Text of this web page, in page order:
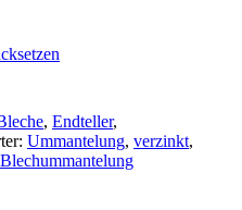
, Endteller,
Ummantelung, verzinkt,
Blechummantelung